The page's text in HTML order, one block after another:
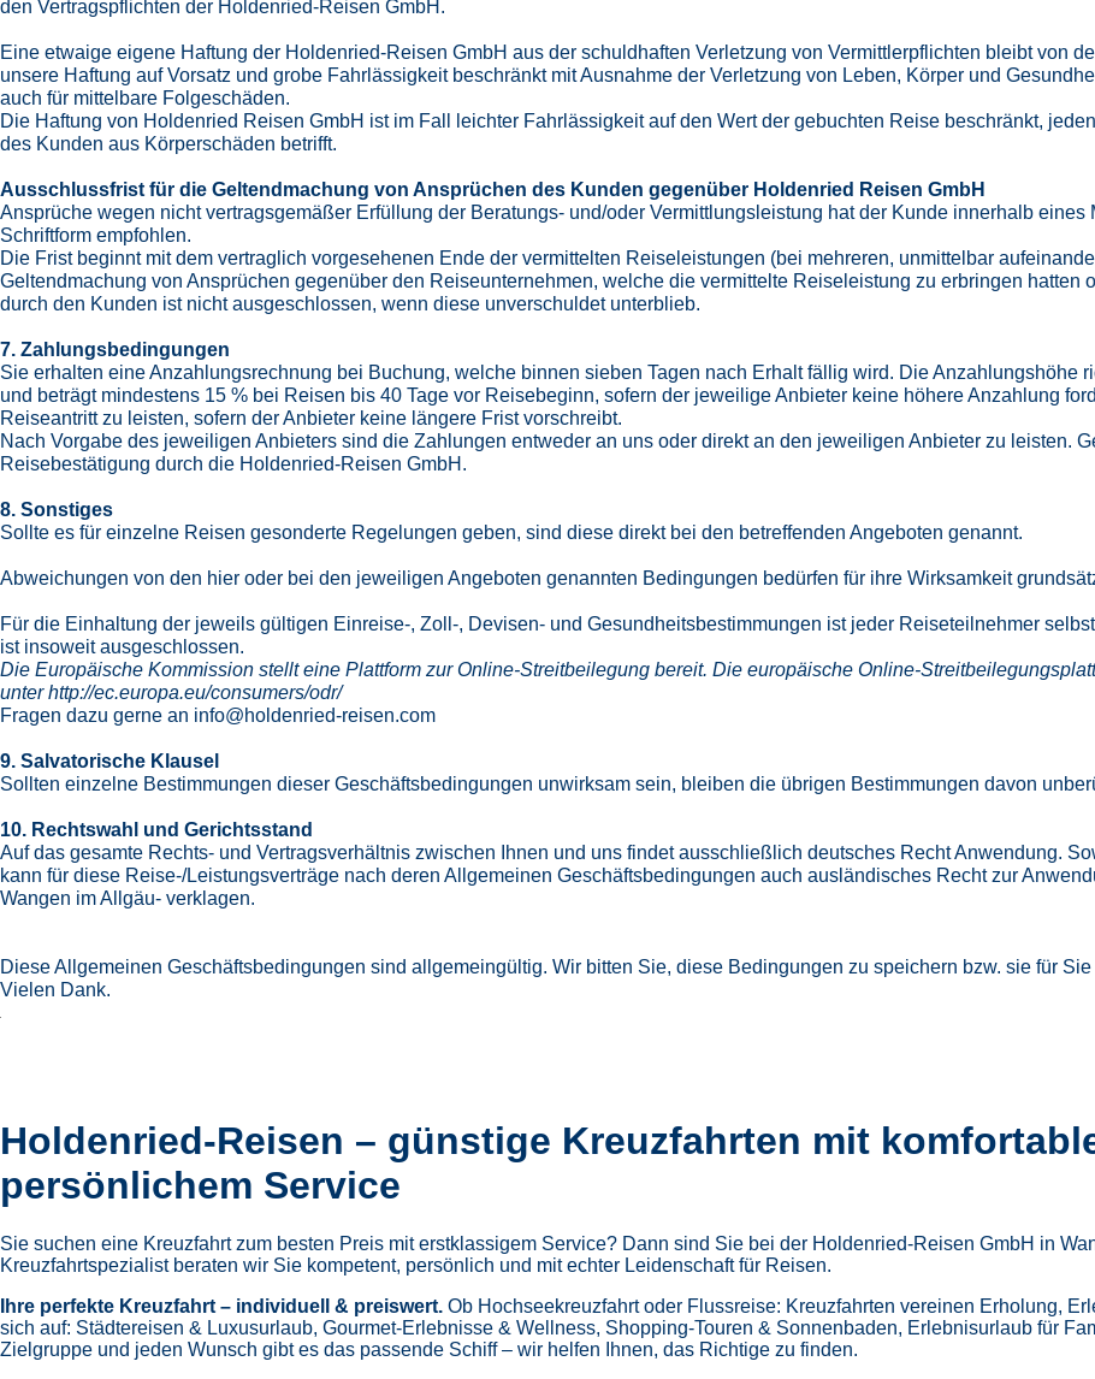
den Vertragspflichten der Holdenried-Reisen GmbH.
Eine etwaige eigene Haftung der Holdenried-Reisen GmbH aus der schuldhaften Verletzung von Vermittlerpflichten bleibt von
unsere Haftung auf Vorsatz und grobe Fahrlässigkeit beschränkt mit Ausnahme der Verletzung von Leben, Körper und
auch für mittelbare Folgeschäden.
Die Haftung von Holdenried Reisen GmbH ist im Fall leichter Fahrlässigkeit auf den Wert der gebuchten Reise beschränkt,
des Kunden aus Körperschäden betrifft.
Ausschlussfrist für die Geltendmachung von Ansprüchen des Kunden gegenüber Holdenried Reisen GmbH
Ansprüche wegen nicht vertragsgemäßer Erfüllung der Beratungs- und/oder Vermittlungsleistung hat der Kunde innerhalb
Schriftform empfohlen.
Die Frist beginnt mit dem vertraglich vorgesehenen Ende der vermittelten Reiseleistungen (bei mehreren, unmittelbar
Geltendmachung von Ansprüchen gegenüber den Reiseunternehmen, welche die vermittelte Reiseleistung zu erbringen hatten
durch den Kunden ist nicht ausgeschlossen, wenn diese unverschuldet unterblieb.
7. Zahlungsbedingungen
Sie erhalten eine Anzahlungsrechnung bei Buchung, welche binnen sieben Tagen nach Erhalt fällig wird. Die Anzahlungshöhe
und beträgt mindestens 15 % bei Reisen bis 40 Tage vor Reisebeginn, sofern der jeweilige Anbieter keine höhere Anzahlung
Reiseantritt zu leisten, sofern der Anbieter keine längere Frist vorschreibt.
Nach Vorgabe des jeweiligen Anbieters sind die Zahlungen entweder an uns oder direkt an den jeweiligen Anbieter zu leisten.
Reisebestätigung durch die Holdenried-Reisen GmbH.
8. Sonstiges
Sollte es für einzelne Reisen gesonderte Regelungen geben, sind diese direkt bei den betreffenden Angeboten genannt.
Abweichungen von den hier oder bei den jeweiligen Angeboten genannten Bedingungen bedürfen für ihre Wirksamkeit
Für die Einhaltung der jeweils gültigen Einreise-, Zoll-, Devisen- und Gesundheitsbestimmungen ist jeder Reiseteilnehmer
ist insoweit ausgeschlossen.
Die Europäische Kommission stellt eine Plattform zur Online-Streitbeilegung bereit. Die europäische Online-
unterhttp://ec.europa.eu/consumers/odr/
Fragen dazu gerne an info@holdenried-reisen.com
9. Salvatorische Klausel
Sollten einzelne Bestimmungen dieser Geschäftsbedingungen unwirksam sein, bleiben die übrigen Bestimmungen davon
10. Rechtswahl und Gerichtsstand
Auf das gesamte Rechts- und Vertragsverhältnis zwischen Ihnen und uns findet ausschließlich deutsches Recht Anwendung.
kann für diese Reise-/Leistungsverträge nach deren Allgemeinen Geschäftsbedingungen auch ausländisches Recht zur
Wangen im Allgäu- verklagen.
Diese Allgemeinen Geschäftsbedingungen sind allgemeingültig. Wir bitten Sie, diese Bedingungen zu speichern bzw. sie für
Vielen Dank.
Holdenried-Reisen – günstige Kreuzfahrten mit
persönlichem Service
Sie suchen eine Kreuzfahrt zum besten Preis mit erstklassigem Service? Dann sind Sie bei der Holdenried-Reisen GmbH in
Kreuzfahrtspezialist beraten wir Sie kompetent, persönlich und mit echter Leidenschaft für Reisen.
Ihre perfekte Kreuzfahrt – individuell & preiswert. Ob Hochseekreuzfahrt oder Flussreise: Kreuzfahrten vereinen Erholung,
sich auf: Städtereisen & Luxusurlaub, Gourmet-Erlebnisse & Wellness, Shopping-Touren & Sonnenbaden, Erlebnisurlaub für
Zielgruppe und jeden Wunsch gibt es das passende Schiff – wir helfen Ihnen, das Richtige zu finden.